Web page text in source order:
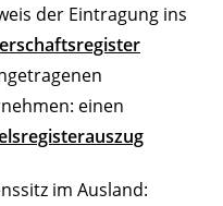
der Eintragung ins
einen
im Ausland: